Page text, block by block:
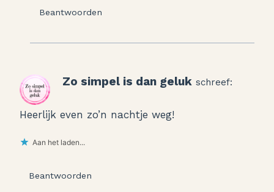
Beantwoorden
Zo simpel is dan geluk schreef:
Heerlijk even zo’n nachtje weg!
Aan het laden...
Beantwoorden